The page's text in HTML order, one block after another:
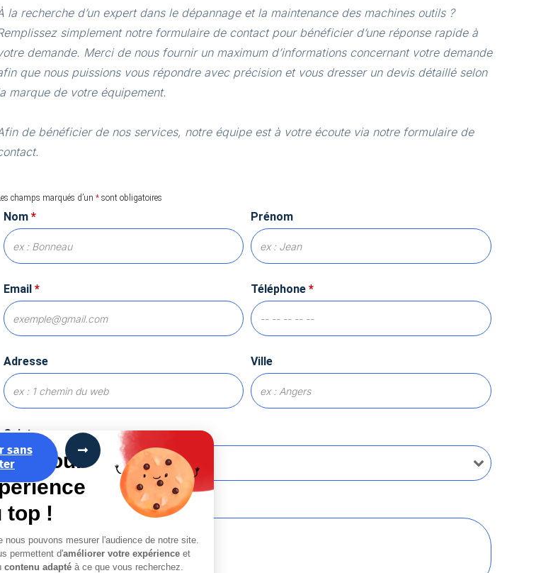
sans pour
top !
nous pouvons mesurer l'audience de notre site.
permettent d'améliorer votre expérience et
contenu adapté à ce que vous recherchez.
la recherche d’un expert dans le dépannage et la maintenance des machines outils ?
simplement notre formulaire de contact pour bénéficier d’une réponse rapide à
demande. Merci de nous fournir un maximum d’informations concernant votre demande
que nous puissions vous répondre avec précision et vous dresser un devis détaillé selon
marque de votre équipement.
de bénéficier de nos services, notre équipe est à votre écoute via notre formulaire de
champs marqués d’un *sont obligatoires
Nom * Prénom
Email * Téléphone*
Adresse Ville
Sujet
Message